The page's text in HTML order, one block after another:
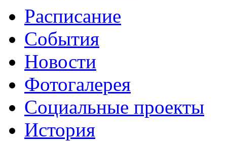
Расписание
События
Новости
Фотогалерея
Социальные проекты
История